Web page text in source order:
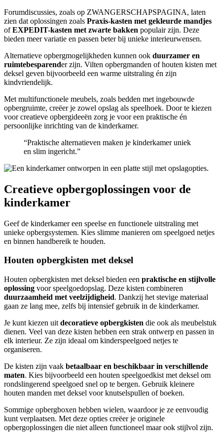
Forumdiscussies, zoals op ZWANGERSCHAPSPAGINA, laten
zien dat oplossingen zoals Praxis-kasten met gekleurde mandjes
ofEXPEDIT-kasten met zwarte bakken populair zijn. Deze
bieden meer variatie en passen beter bij unieke interieurwensen.
Alternatieve opbergmogelijkheden kunnen ook duurzamer en
ruimtebesparender zijn. Vilten opbergmanden of houten kisten met
deksel geven bijvoorbeeld een warme uitstraling én zijn
kindvriendelijk.
Met multifunctionele meubels, zoals bedden met ingebouwde
opbergruimte, creëer je zowel opslag als speelhoek. Door te kiezen
voor creatieve opbergideeën zorg je voor een praktische én
persoonlijke inrichting van de kinderkamer.
“Praktische alternatieven maken je kinderkamer uniek
en slim ingericht.”
Creatieve opbergoplossingen voor de
kinderkamer
Geef de kinderkamer een speelse en functionele uitstraling met
unieke opbergsystemen. Kies slimme manieren om speelgoed netjes
en binnen handbereik te houden.
Houten opbergkisten met deksel
Houten opbergkisten met deksel bieden een praktische en stijlvolle
oplossing voor speelgoedopslag. Deze kisten combineren
duurzaamheid met veelzijdigheid. Dankzij het stevige materiaal
gaan ze lang mee, zelfs bij intensief gebruik in de kinderkamer.
Je kunt kiezen uit decoratieve opbergkisten die ook als meubelstuk
dienen. Veel van deze kisten hebben een strak ontwerp en passen in
elk interieur. Ze zijn ideaal om kinderspeelgoed netjes te
organiseren.
De kisten zijn vaak betaalbaar en beschikbaar in verschillende
maten. Kies bijvoorbeeld een houten speelgoedkist met deksel om
rondslingerend speelgoed snel op te bergen. Gebruik kleinere
houten manden met deksel voor knutselspullen of boeken.
Sommige opbergboxen hebben wielen, waardoor je ze eenvoudig
kunt verplaatsen. Met deze opties creëer je originele
opbergoplossingen die niet alleen functioneel maar ook stijlvol zijn.